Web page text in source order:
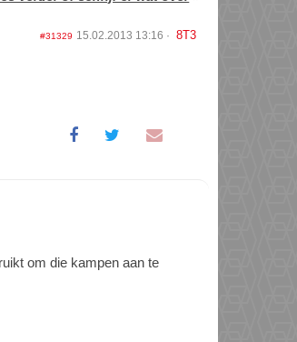
#31329 15.02.2013 13:16 8T3
om die kampen aan te